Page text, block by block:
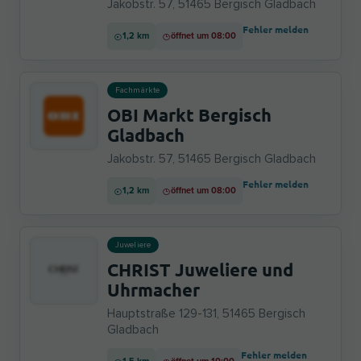
Jakobstr. 57, 51465 Bergisch Gladbach
1,2 km öffnet um 08:00
Fehler melden
Fachmärkte
OBI Markt Bergisch
Gladbach
Jakobstr. 57, 51465 Bergisch Gladbach
1,2 km öffnet um 08:00
Fehler melden
Juweliere
CHRIST Juweliere und
Uhrmacher
Hauptstraße 129-131, 51465 Bergisch
Gladbach
Fehler melden